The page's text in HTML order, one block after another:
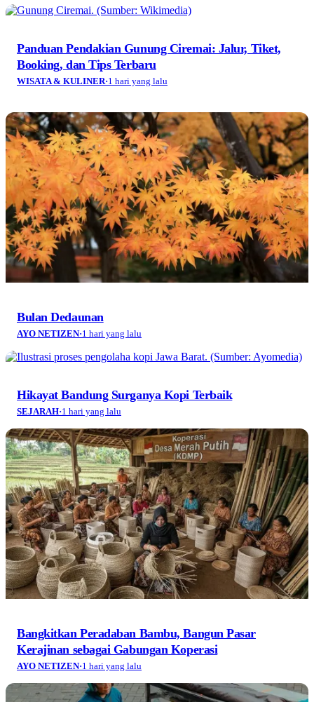
Panduan Pendakian Gunung Ciremai: Jalur, Tiket,
Booking, dan Tips Terbaru
WISATA & KULINER·1 hari yang lalu
Bulan Dedaunan
AYO NETIZEN·1 hari yang lalu
Hikayat Bandung Surganya Kopi Terbaik
SEJARAH·1 hari yang lalu
Bangkitkan Peradaban Bambu, Bangun Pasar
Kerajinan sebagai Gabungan Koperasi
AYO NETIZEN·1 hari yang lalu